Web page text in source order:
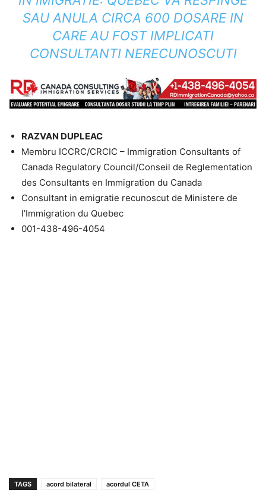
SAU ANULA CIRCA 600 DOSARE IN
CARE AU FOST IMPLICATI
CONSULTANTI NERECUNOSCUTI
RAZVAN DUPLEAC
Membru ICCRC/CRCIC – Immigration Consultants of
Canada Regulatory Council/Conseil de Reglementation
des Consultants en Immigration du Canada
Consultant in emigratie recunoscut de Ministere de
l’Immigration du Quebec
001-438-496-4054
TAGS acord bilateral
acordul CETA